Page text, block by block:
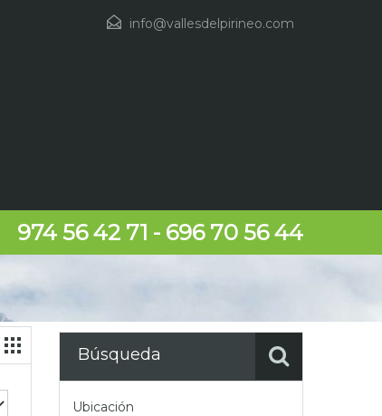
info@vallesdelpirineo.com
974 56 42 71 - 696 70 56 44
Búsqueda
Ubicación